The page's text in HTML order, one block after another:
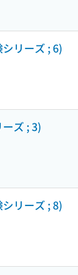
リーズ ; 6)
ズ ; 3)
リーズ ; 8)